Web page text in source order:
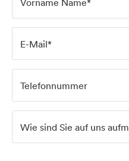
Vorname Name*
E-Mail*
Telefonnummer
Wie sind Sie auf uns
Projekte
Über uns
Blog